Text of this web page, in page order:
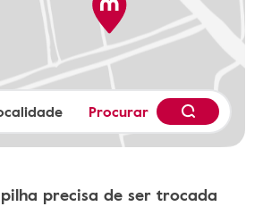
Procurar
precisa de ser trocada